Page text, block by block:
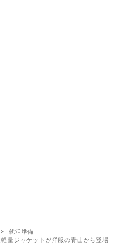
就活準備
量ジャケットが洋服の青山から登場